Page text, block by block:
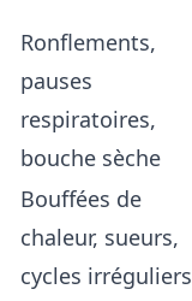
Ronflements,
pauses
respiratoires,
bouche sèche
Bouffées de
chaleur, sueurs,
cycles irréguliers